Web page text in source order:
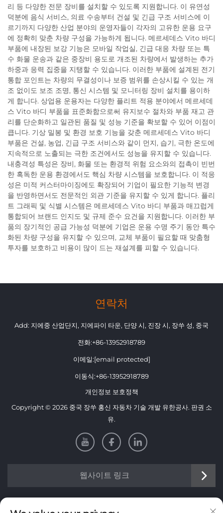
리 등 다양한 전문 장비를 설치할 수 있도록 지원합니다. 이 유연성
덕분에 음식 서비스, 의료 수송부터 건설 및 긴급 구조 서비스에 이
르기까지 다양한 산업 분야의 운영자들이 각자의 고유한 운용 요구
에 정확히 맞춘 차량 구성을 가능하게 됩니다. 메르세데스 Vito 바디
부품에 내장된 보강 기능은 모바일 작업실, 긴급 대응 차량 또는 특
수 화물 운송과 같은 중장비 용도로 개조된 차량에서 발생하는 추가
하중과 응력 집중을 지탱할 수 있습니다. 이러한 부품에 설계된 전기
통합 포인트는 차량의 무결성이나 보증 범위를 손상시킬 수 있는 개
조 없이도 보조 조명, 통신 시스템 및 모니터링 장비 설치를 용이하
게 합니다. 상업용 운용자는 다양한 플리트 적용 분야에서 메르세데
스 Vito 바디 부품을 표준화함으로써 유지보수 절차와 부품 재고 관
리를 단순화하고 일관된 품질 및 성능 기준을 확보할 수 있어 이점이
큽니다. 기상 밀봉 및 환경 보호 기능을 갖춘 메르세데스 Vito 바디
부품은 건설, 농업, 긴급 구조 서비스와 같이 먼지, 습기, 극한 온도에
지속적으로 노출되는 극한 조건에서도 성능을 유지할 수 있습니다.
내충격성 특성은 장비, 화물 또는 환경적 위험 요소와의 접촉이 빈번
한 혹독한 운용 환경에서도 핵심 차량 시스템을 보호합니다. 이 적응
성은 미적 커스터마이징에도 확장되어 기업이 필요한 기능적 변경
을 반영하면서도 전문적인 외관 기준을 유지할 수 있게 합니다. 플리
트 그래픽 및 식별 시스템은 메르세데스 Vito 바디 부품과 매끄럽게
통합되어 브랜드 인지도 및 규제 준수 요건을 지원합니다. 이러한 부
품의 장기적인 공급 가능성 덕분에 기업은 운용 수명 주기 동안 특수
화된 차량 구성을 유지할 수 있으며, 교체 부품이 필요할 때 맞춤형
투자를 보호하고 비용이 많이 드는 재설계를 피할 수 있습니다.
연락처
Add: 지에중 산업단지, 지에파이 타운, 단양 시, 진장 시, 장쑤 성, 중국
전화:+86-13952918789
이메일:[email protected]
이동식:+86-13952918789
개인정보 보호정책
Copyright © 2026 중국 장쑤 홍신 자동차 기술 개발 유한공사. 판권 소
유.
웹사이트 링크